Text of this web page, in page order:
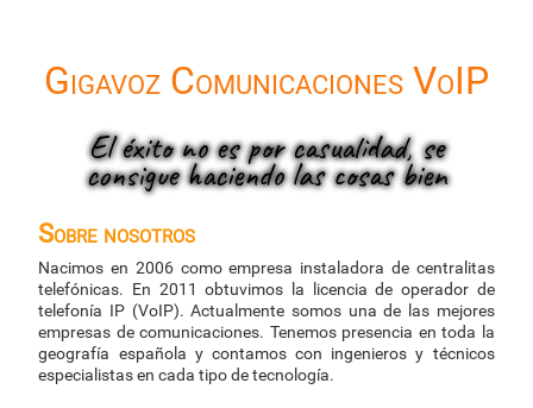
Gigavoz Comunicaciones VoIP
El éxito no es por casualidad, se
consigue haciendo las cosas bien
Sobre nosotros
Nacimos en 2006 como empresa instaladora de centralitas
telefónicas. En 2011 obtuvimos la licencia de operador de
telefonía IP (VoIP). Actualmente somos una de las mejores
empresas de comunicaciones. Tenemos presencia en toda la
geografía española y contamos con ingenieros y técnicos
especialistas en cada tipo de tecnología.